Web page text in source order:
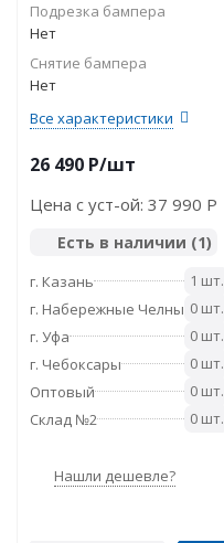
Подрезка бампера
Нет
Снятие бампера
Нет
Все характеристики
26 490 P/шт
Цена с уст-ой: 37 990 P
Есть в наличии (1)
г. Казань
1 шт.
г. Набережные Челны 0 шт.
г. Уфа
0 шт.
г. Чебоксары
0 шт.
Оптовый
0 шт.
Склад №2
0 шт.
Нашли дешевле?